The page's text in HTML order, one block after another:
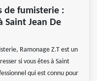
de fumisterie :
Saint Jean De
Ramonage Z.T est un
si vous êtes à Saint
qui est connu pour